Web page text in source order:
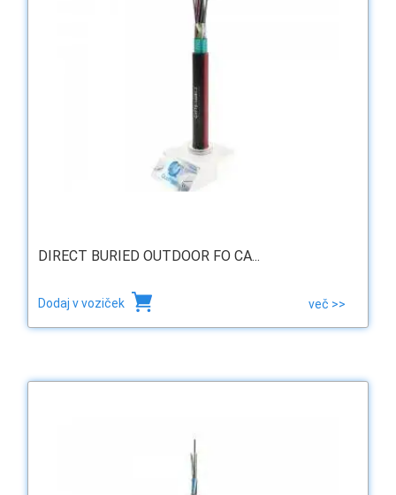
DIRECT BURIED OUTDOOR FO CA...
Dodaj v voziček več >>